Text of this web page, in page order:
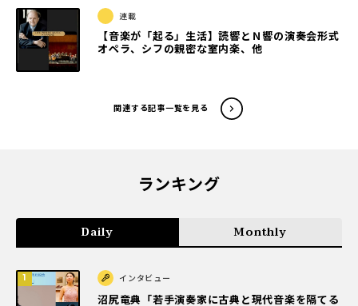
連載
【音楽が「起る」生活】読響とＮ響の演奏会形式
オペラ、シフの親密な室内楽、他
関連する記事一覧を見る
ランキング
Daily Monthly
インタビュー
沼尻竜典「若手演奏家に古典と現代音楽を隔てる